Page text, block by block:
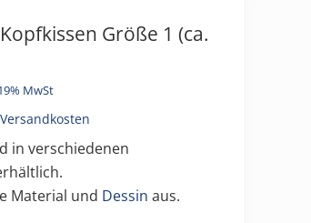
Größe 1 (ca.
MwSt
Versandkosten
in verschiedenen
Material und Dessin aus.